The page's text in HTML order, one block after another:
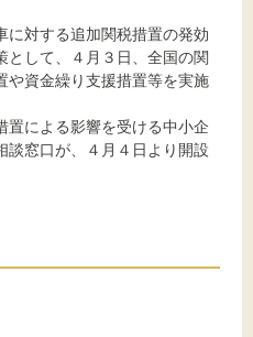
イズ
拡大
色
に対する追加関税措置の発効
として、４月３日、全国の関
や資金繰り支援措置等を実施
置による影響を受ける中小企
談窓口が、４月４日より開設